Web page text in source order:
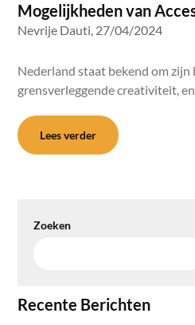
Mogelijkheden van
Nevrije Dauti, 27/04/2024
Nederland staat bekend om zijn
grensverleggende creativiteit,
Lees verder
Zoeken
Recente Berichten